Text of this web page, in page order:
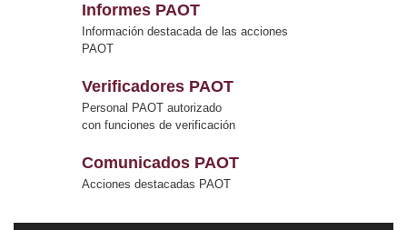
Informes PAOT
Información destacada de las acciones
PAOT
Verificadores PAOT
Personal PAOT autorizado
con funciones de verificación
Comunicados PAOT
Acciones destacadas PAOT